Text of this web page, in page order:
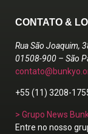
CONTATO &
Rua São Joaquim,
01508-900 – São
+55 (11) 3208-
> Grupo News
Entre no nosso